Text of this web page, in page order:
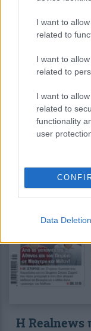
I want to
related to
I want to
related to
I want to
related to
functionality
user
Data Deletion
Η Realnews